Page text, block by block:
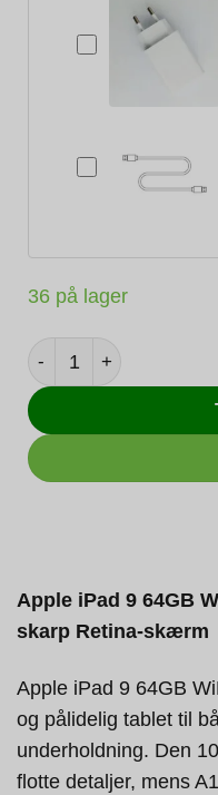
36 på lager
Apple iPad 9 64GB
skarp Retina-skærm
Apple iPad 9 64GB
og pålidelig tablet til
underholdning. Den
flotte detaljer, mens